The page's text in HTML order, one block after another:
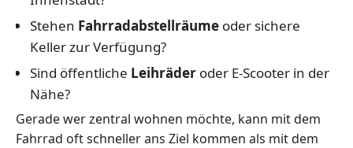
Stehen Fahrradabstellräumeoder sichere
Keller zur Verfügung?
Sind öffentliche Leihräderoder E-Scooter in der
Nähe?
Gerade wer zentral wohnen möchte, kann mit dem
Fahrrad oft schneller ans Ziel kommen als mit dem